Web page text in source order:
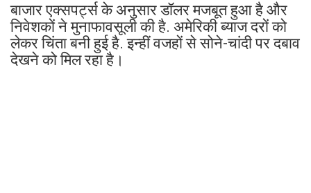
बाजार एक्सपर्ट्स के अनुसार डॉलर मजबूत हुआ है और
निवेशकों ने मुनाफावसूली की है. अमेरिकी ब्याज दरों को
लेकर चिंता बनी हुई है. इन्हीं वजहों से सोने-चांदी पर दबाव
देखने को मिल रहा है।